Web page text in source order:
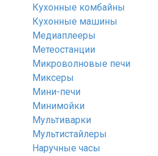
Кухонные комбайны
Кухонные машины
Медиаплееры
Метеостанции
Микроволновые печи
Миксеры
Мини-печи
Минимойки
Мультиварки
Мультистайлеры
Наручные часы